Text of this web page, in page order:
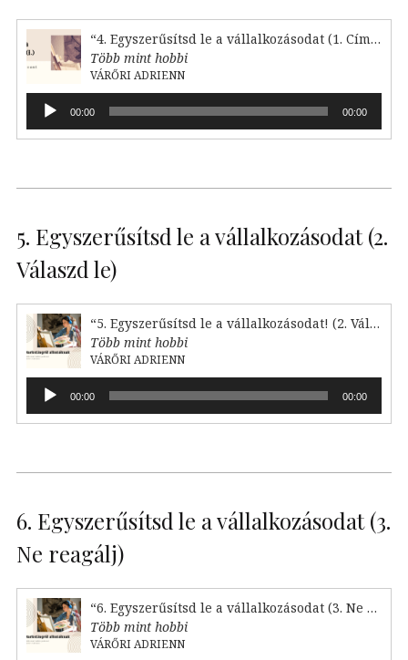
“4. Egyszerűsítsd le a vállalkozásodat (1. Címkézd fel!)”
Több mint hobbi
VÁRŐRI ADRIENN
Audió
lejátszó00:00 00:00
5. Egyszerűsítsd le a vállalkozásodat (2.
Válaszd le)
“5. Egyszerűsítsd le a vállalkozásodat! (2. Válaszd le)”
Több mint hobbi
VÁRŐRI ADRIENN
Audió
lejátszó00:00 00:00
6. Egyszerűsítsd le a vállalkozásodat (3.
Ne reagálj)
“6. Egyszerűsítsd le a vállalkozásodat (3. Ne reagálj)”
Több mint hobbi
VÁRŐRI ADRIENN